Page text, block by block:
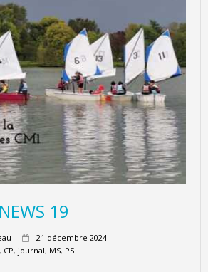
19
21 décembre 2024
, CP, journal, MS, PS